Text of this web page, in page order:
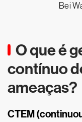
Bei
O que é
contínuo
ameaças?
CTEM